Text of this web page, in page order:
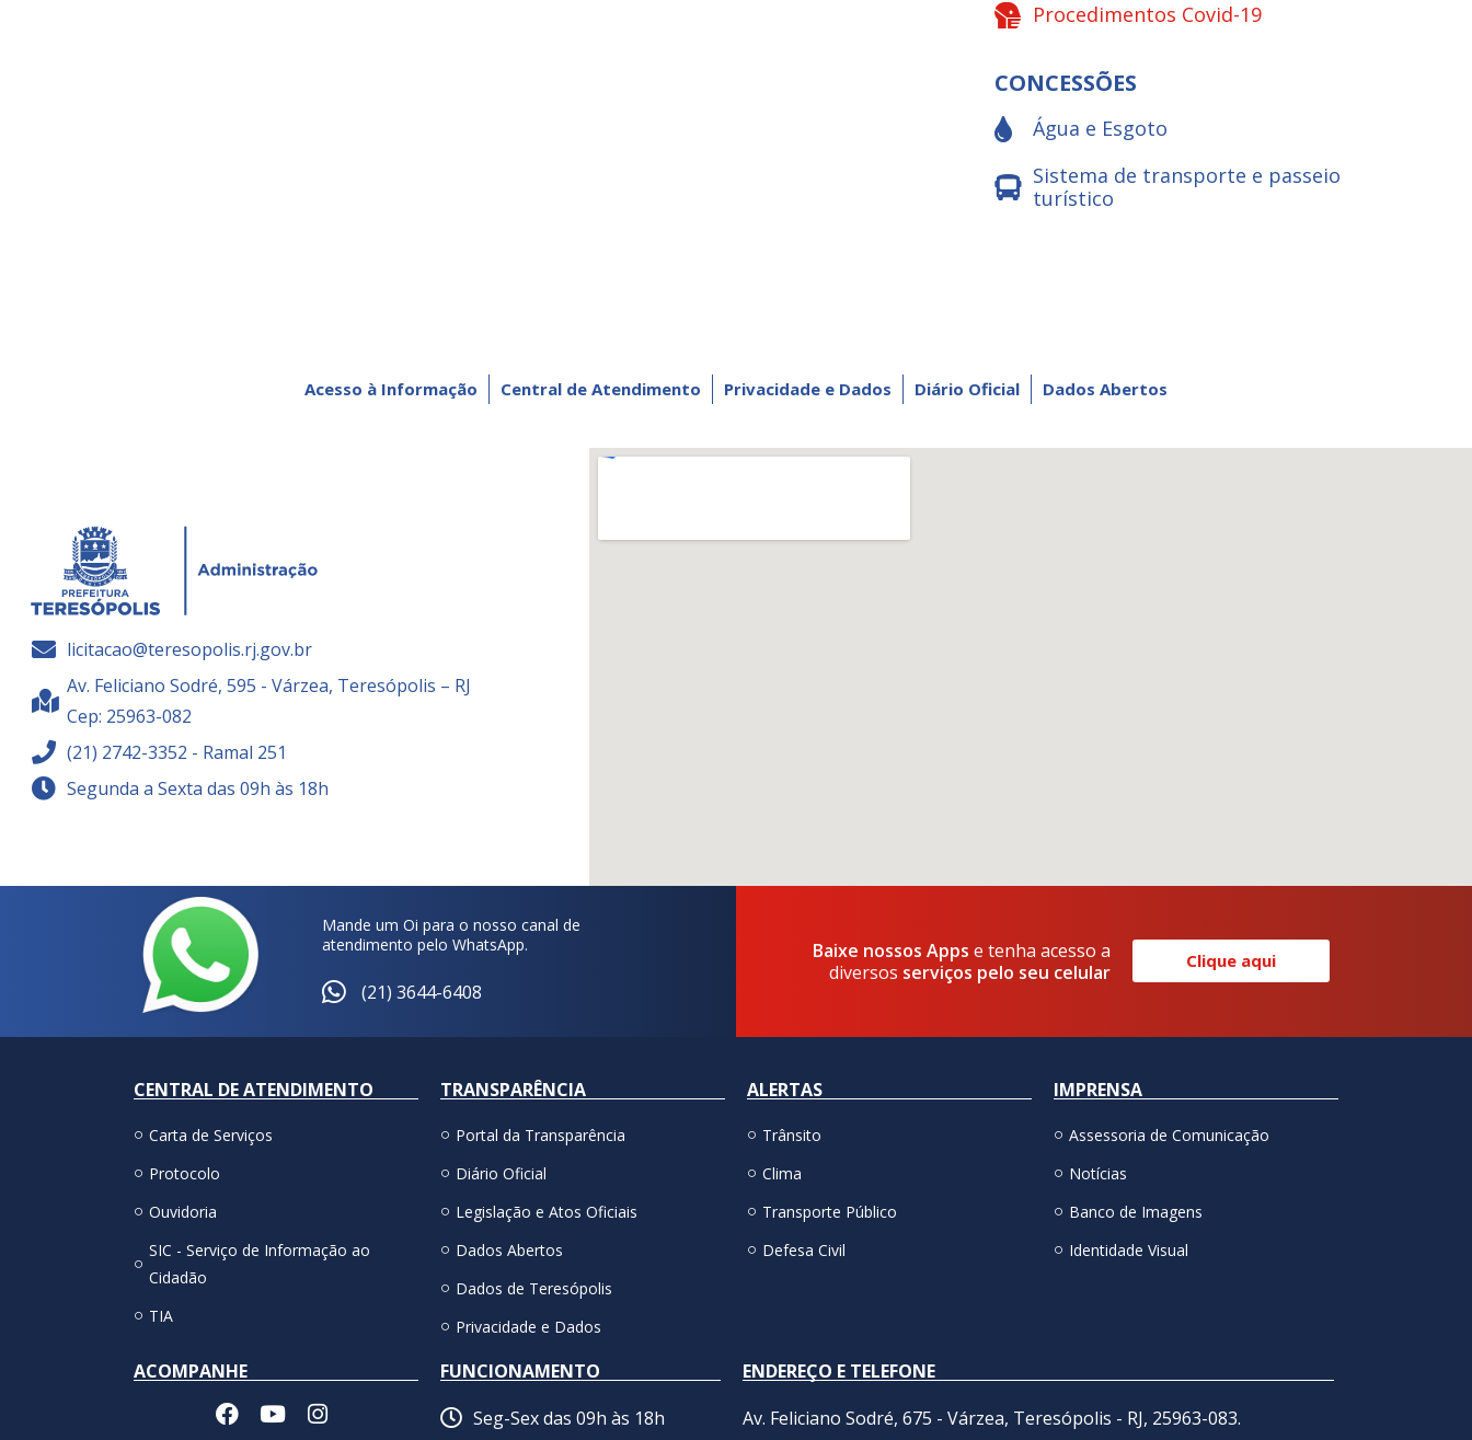
Procedimentos Covid-19
CONCESSÕES
Água e Esgoto
Sistema de transporte e passeio
turístico
Acesso à Informação Central de Atendimento Privacidade e Dados Diário Oficial Dados Abertos
licitacao@teresopolis.rj.gov.br
Av. Feliciano Sodré, 595 - Várzea, Teresópolis – RJ
Cep: 25963-082
(21) 2742-3352 - Ramal 251
Segunda a Sexta das 09h às 18h
Mande um Oi para o nosso canal de
atendimento pelo WhatsApp.
(21) 3644-6408
Baixe nossos Appse tenha acesso a
diversos serviços pelo seu celular Clique aqui
CENTRAL DE ATENDIMENTO
Carta de Serviços
Protocolo
Ouvidoria
SIC - Serviço de Informação ao
Cidadão
TIA
TRANSPARÊNCIA
Portal da Transparência
Diário Oficial
Legislação e Atos Oficiais
Dados Abertos
Dados de Teresópolis
Privacidade e Dados
ALERTAS
Trânsito
Clima
Transporte Público
Defesa Civil
IMPRENSA
Assessoria de Comunicação
Notícias
Banco de Imagens
Identidade Visual
ACOMPANHE
FUNCIONAMENTO
Seg-Sex das 09h às 18h
ENDEREÇO E TELEFONE
Av. Feliciano Sodré, 675 - Várzea, Teresópolis - RJ, 25963-083.